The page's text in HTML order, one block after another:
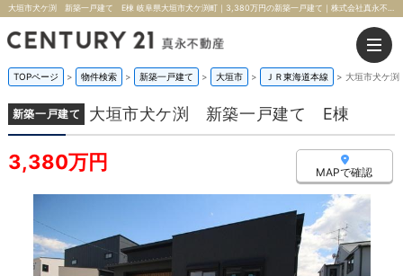
TOPページ > 物件検索 > 新築一戸建て > 大垣市 > ＪＲ東海道本線 > 大垣市犬ケ
新築一戸建て 大垣市犬ケ渕 新築一戸建て E棟
3,380万円 MAPで確認